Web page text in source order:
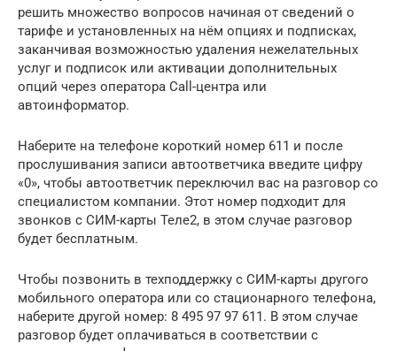
решить множество вопросов начиная от сведений о
тарифе и установленных на нём опциях и подписках,
заканчивая возможностью удаления нежелательных
услуг и подписок или активации дополнительных
опций через оператора Call-центра или
автоинформатор.
Наберите на телефоне короткий номер 611 и после
прослушивания записи автоответчика введите цифру
«0», чтобы автоответчик переключил вас на разговор со
специалистом компании. Этот номер подходит для
звонков с СИМ-карты Теле2, в этом случае разговор
будет бесплатным.
Чтобы позвонить в техподдержку с СИМ-карты другого
мобильного оператора или со стационарного телефона,
наберите другой номер: 8 495 97 97 611. В этом случае
разговор будет оплачиваться в соответствии с